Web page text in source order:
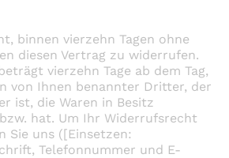
binnen vierzehn Tagen ohne
diesen Vertrag zu widerrufen.
vierzehn Tage ab dem Tag,
von Ihnen benannter Dritter, der
ist, die Waren in Besitz
hat. Um Ihr Widerrufsrecht
Sie uns ([Einsetzen:
Telefonnummer und E-